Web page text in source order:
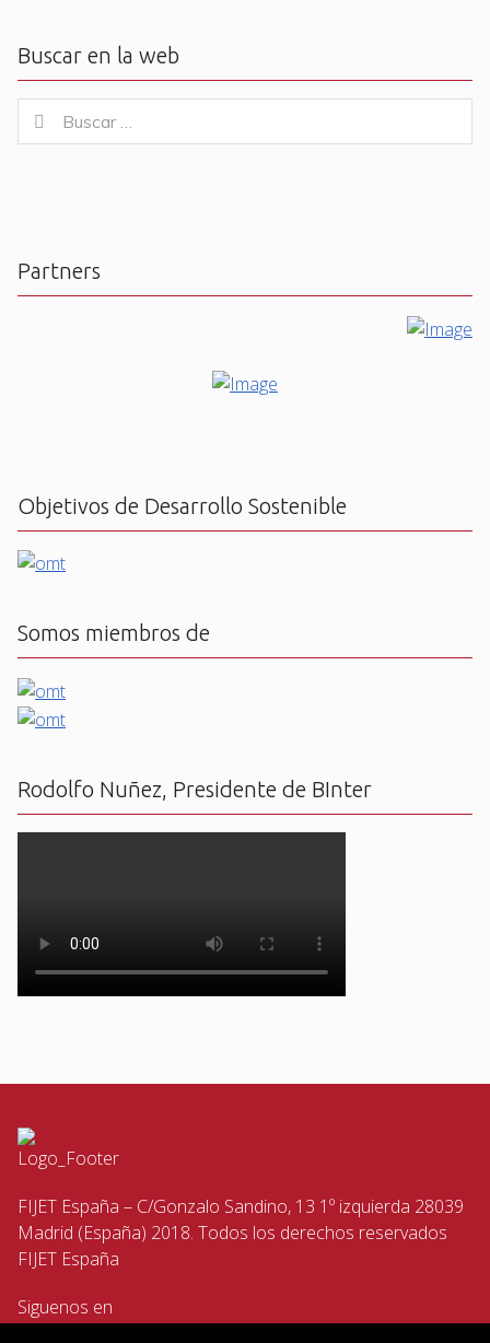
Buscar en la web
for:
Buscar
Partners
Objetivos de Desarrollo Sostenible
Somos miembros de
Rodolfo Nuñez, Presidente de BInter
FIJET España – C/Gonzalo Sandino, 13 1º izquierda 28039
Madrid (España) 2018. Todos los derechos reservados
FIJET España
Siguenos en